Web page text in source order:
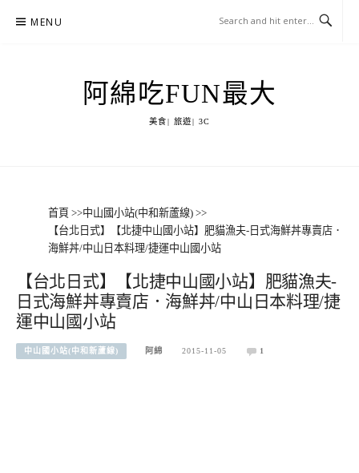
MENU
阿綿吃FUN最大
美食| 旅遊| 3C
首頁 >>中山國小站(中和新蘆線) >>
【台北日式】【北捷中山國小站】肥貓漁夫-日式海鮮丼專賣店．
海鮮丼/中山日本料理/捷運中山國小站
【台北日式】【北捷中山國小站】肥貓漁夫-
日式海鮮丼專賣店．海鮮丼/中山日本料理/捷
運中山國小站
中山國小站(中和新蘆線) 阿綿 2015-11-05 1